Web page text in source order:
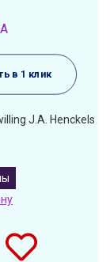
в 1 клик
J.A. Henckels